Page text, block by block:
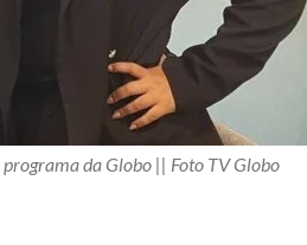
da Globo || Foto TV Globo